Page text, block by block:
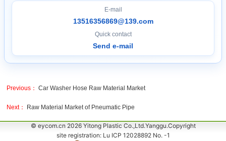
E-mail
13516356869@139.com
Quick contact
Send e-mail
Previous： Car Washer Hose Raw Material Market
Next： Raw Material Market of Pneumatic Pipe
© eycom.cn 2026 Yitong Plastic Co.,Ltd.Yanggu.Copyright
site registration: Lu ICP 12028892 No. -1